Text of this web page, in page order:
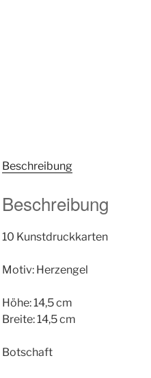
Beschreibung
Beschreibung
10 Kunstdruckkarten
Motiv: Herzengel
Höhe: 14,5 cm
Breite: 14,5 cm
Botschaft